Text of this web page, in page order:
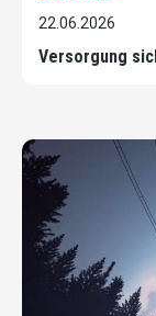
22.06.2026
Versorgung